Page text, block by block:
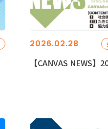
2026.02.28
【CANVAS NEWS】